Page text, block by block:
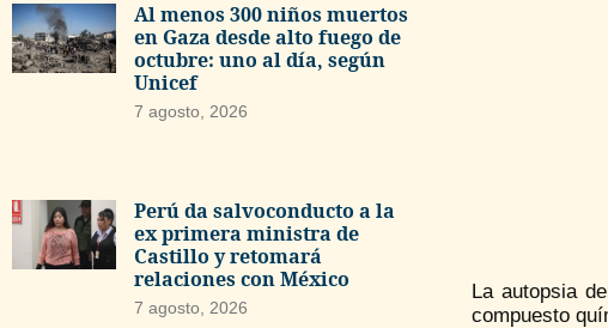
Al menos 300 niños muertos
en Gaza desde alto fuego de
octubre: uno al día, según
Unicef
7 agosto, 2026
Perú da salvoconducto a la
ex primera ministra de
Castillo y retomará
relaciones con México
7 agosto, 2026
La autopsia
compuesto